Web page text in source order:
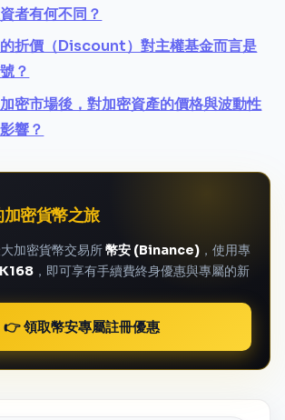
者有何不同？
折價（Discount）對主權基金而言是
？
密市場後，對加密資產的價格與波動性
響？
加密貨幣之旅
加密貨幣交易所幣安 (Binance) ，使用專
，即可享有手續費終身優惠與專屬的新
👉 領取幣安專屬註冊優惠